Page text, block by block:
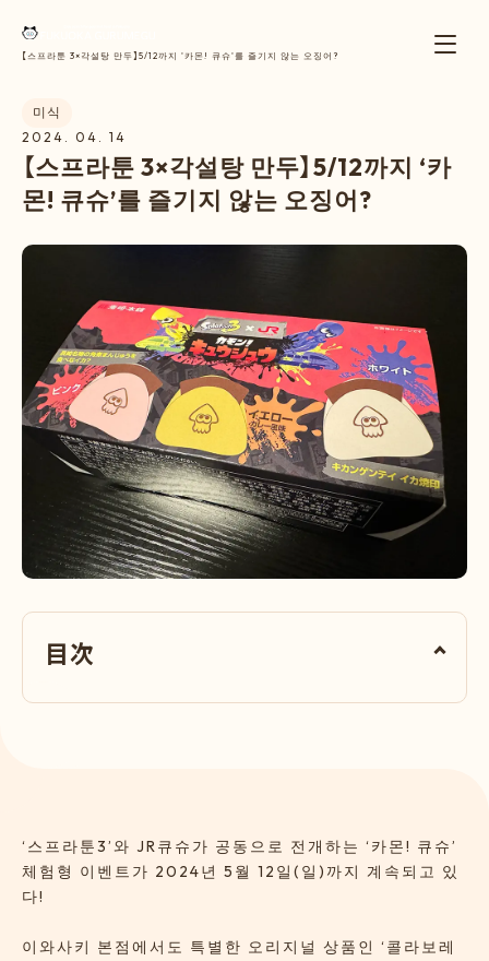
【스프라툰 3×각설탕 만두】5/12까지 '카몬! 큐슈'를 즐기지 않는 오징어?
미식
2024. 04. 14
【스프라툰 3×각설탕 만두】 5/12까지 ‘카
몬! 큐슈’를 즐기지 않는 오징어?
目次
‘스프라툰3’와 JR큐슈가 공동으로 전개하는 ‘카몬! 큐슈’
체험형 이벤트가 2024년 5월 12일(일)까지 계속되고 있
다!
이와사키 본점에서도 특별한 오리지널 상품인 ‘콜라보레